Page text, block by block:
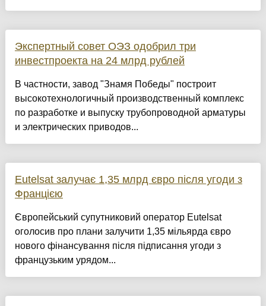
Экспертный совет ОЭЗ одобрил три
инвестпроекта на 24 млрд рублей
В частности, завод "Знамя Победы" построит
высокотехнологичный производственный комплекс
по разработке и выпуску трубопроводной арматуры
и электрических приводов...
Eutelsat залучає 1,35 млрд євро після угоди з
Францією
Європейський супутниковий оператор Eutelsat
оголосив про плани залучити 1,35 мільярда євро
нового фінансування після підписання угоди з
французьким урядом...